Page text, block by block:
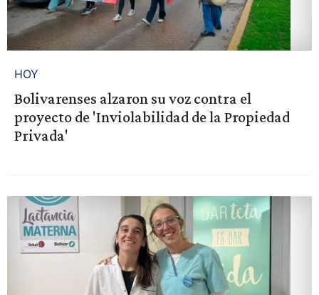
HOY
Bolivarenses alzaron su voz contra el
proyecto de 'Inviolabilidad de la Propiedad
Privada'